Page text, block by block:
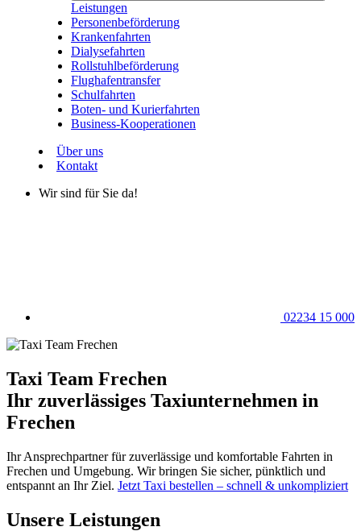
Leistungen
Personenbeförderung
Krankenfahrten
Dialysefahrten
Rollstuhlbeförderung
Flughafentransfer
Schulfahrten
Boten- und Kurierfahrten
Business-Kooperationen
Über uns
Kontakt
Wir sind für Sie da!
02234 15 000
Taxi Team Frechen
Ihr zuverlässiges Taxiunternehmen in
Frechen
Ihr Ansprechpartner für zuverlässige und komfortable Fahrten in
Frechen und Umgebung. Wir bringen Sie sicher, pünktlich und
entspannt an Ihr Ziel. Jetzt Taxi bestellen – schnell & unkompliziert
Unsere Leistungen